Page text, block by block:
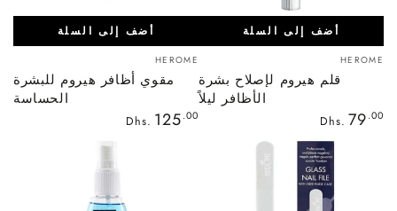
بائع:
HEROME
قلم هيروم لإصلاح بشرة
الأظافر ليلاً
Dhs. 79.00
أضف إلى السلة
بائع:
HEROME
مقوي أظافر هيروم للبشرة
الحساسة
Dhs. 125.00
أضف إلى السلة